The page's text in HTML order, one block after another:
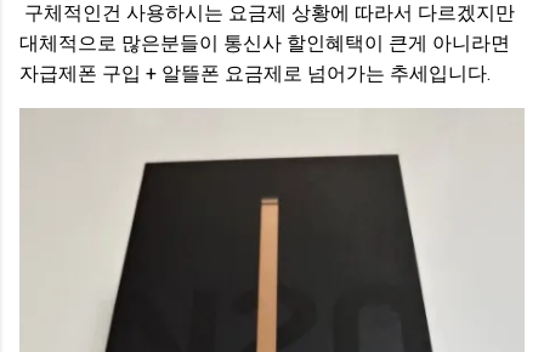
구체적인건 사용하시는 요금제 상황에 따라서 다르겠지만
대체적으로 많은분들이 통신사 할인혜택이 큰게 아니라면
자급제폰 구입 + 알뜰폰 요금제로 넘어가는 추세입니다.